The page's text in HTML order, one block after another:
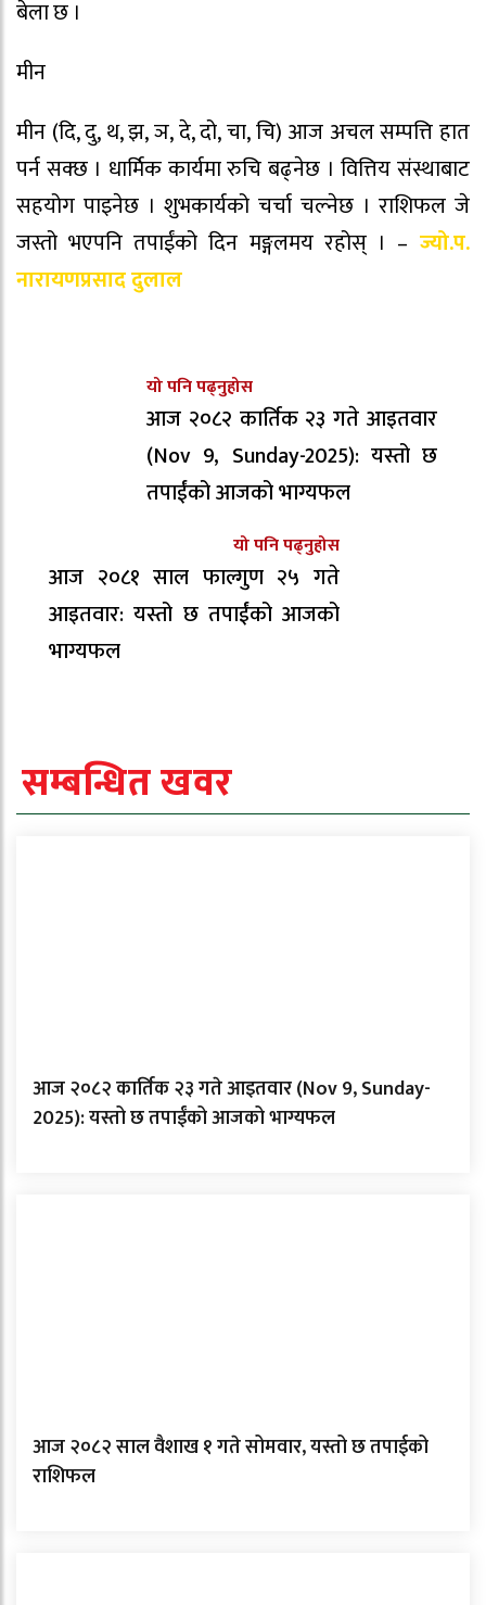
बेला छ ।
मीन
मीन (दि, दु, थ, झ, ञ, दे, दो, चा, चि) आज अचल सम्पत्ति हात
पर्न सक्छ । धार्मिक कार्यमा रुचि बढ्नेछ । वित्तिय संस्थाबाट
सहयोग पाइनेछ । शुभकार्यको चर्चा चल्नेछ । राशिफल जे
जस्तो भएपनि तपाईंको दिन मङ्गलमय रहोस् । – ज्यो.प.
नारायणप्रसाद दुलाल
यो पनि पढ्नुहोस
आज २०८२ कार्तिक २३ गते आइतवार
(Nov 9, Sunday-2025): यस्तो छ
तपाईंको आजको भाग्यफल
यो पनि पढ्नुहोस
आज २०८१ साल फाल्गुण २५ गते
आइतवार: यस्तो छ तपाईंको आजको
भाग्यफल
सम्बन्धित खवर
आज २०८२ कार्तिक २३ गते आइतवार (Nov 9, Sunday-
2025): यस्तो छ तपाईंको आजको भाग्यफल
आज २०८२ साल वैशाख १ गते सोमवार, यस्तो छ तपाईको
राशिफल